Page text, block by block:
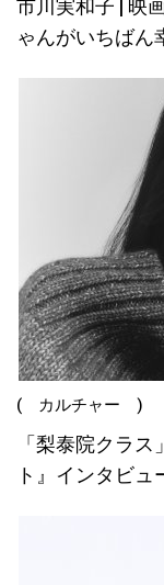
市川実和子 | 映
ゃんがいちばん
( カルチャー )
「梨泰院クラ
ト』インタビュ